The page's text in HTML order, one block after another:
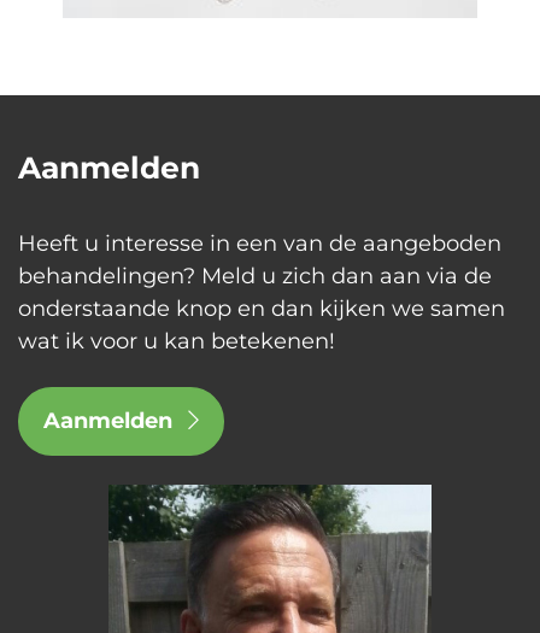
Aanmelden
Heeft u interesse in een van de aangeboden
behandelingen? Meld u zich dan aan via de
onderstaande knop en dan kijken we samen
wat ik voor u kan betekenen!
Aanmelden